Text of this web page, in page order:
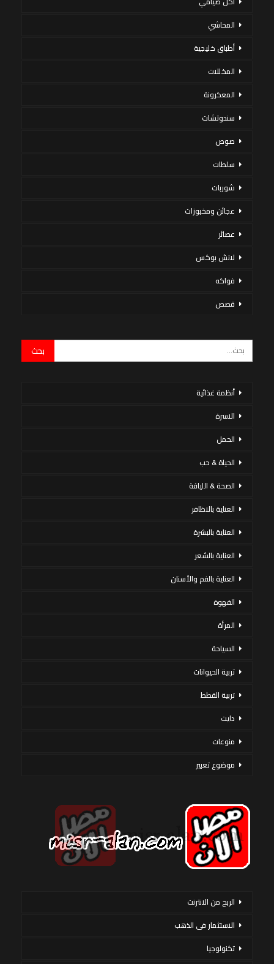
المحاشي
أطباق خليجية
المخللات
المعكرونة
سندوتشات
صوص
سلطات
شوربات
عجائن ومخبوزات
عصائر
لانش بوكس
فواكه
قصص
أنظمة غذائية
الاسرة
الحمل
الحياة & حب
الصحة & اللياقة
العناية بالاظافر
العناية بالبشرة
العناية بالشعر
العناية بالفم والأسنان
القهوة
المرأة
السياحة
تربية الحيوانات
تربية القطط
دايت
منوعات
موضوع تعبير
الربح من الانترنت
الاستثمار فى الذهب
تكنولوجيا